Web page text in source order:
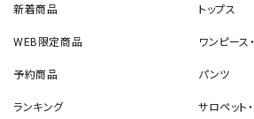
新着商品
WEB限定商品
予約商品
ランキング
トップス
ワンピース
パンツ
サロペット